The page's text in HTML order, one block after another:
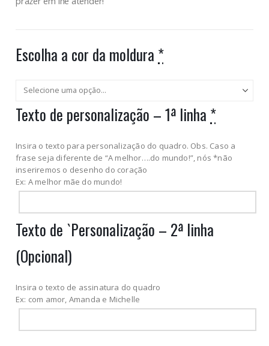
Escolha a cor da moldura *
Texto de personalização – 1ª linha *
Insira o texto para personalização do quadro. Obs. Caso a
frase seja diferente de “A melhor….do mundo!”, nós *não
inseriremos o desenho do coração
Ex: A melhor mãe do mundo!
Texto de `Personalização – 2ª linha
(Opcional)
Insira o texto de assinatura do quadro
Ex: com amor, Amanda e Michelle